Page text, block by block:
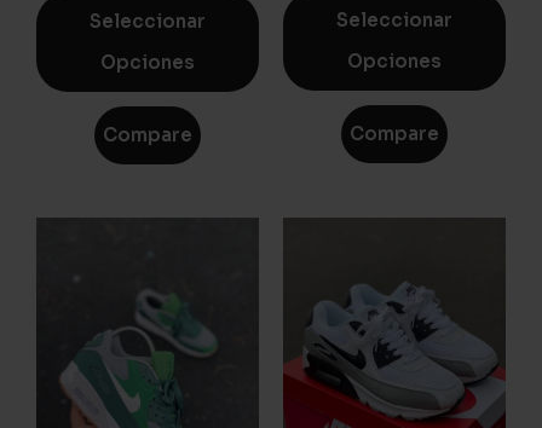
Seleccionar
Opciones
Compare
Seleccionar
Opciones
Compare